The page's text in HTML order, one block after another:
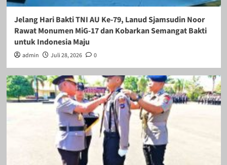
Jelang Hari Bakti TNI AU Ke-79, Lanud Sjamsudin Noor
Rawat Monumen MiG-17 dan Kobarkan Semangat Bakti
untuk Indonesia Maju
admin Juli 28, 2026 0